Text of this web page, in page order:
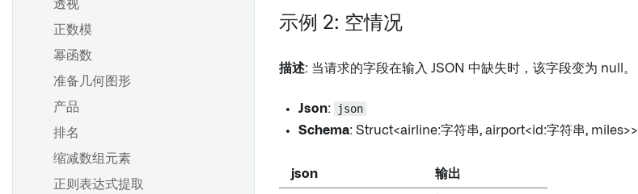
透视
正数模
幂函数
准备几何图形
产品
排名
缩减数组元素
正则表达式提取
示例 2: 空情况
描述: 当请求的字段在输入 JSON 中缺失时，该字段变为 null。
Json:
json
Schema: Struct<airline:字符串, airport<id:字符串, miles>>
json 输出